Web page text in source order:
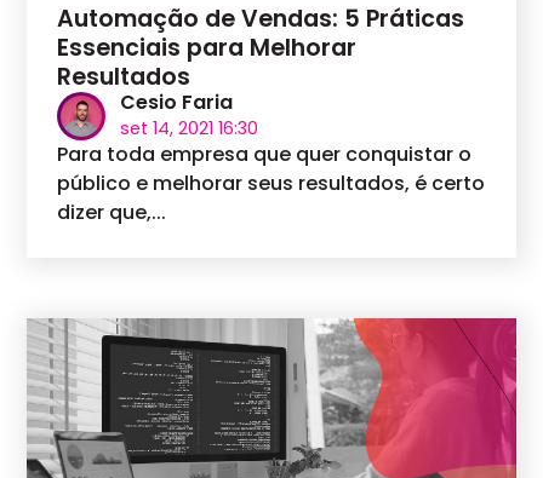
Automação de Vendas: 5 Práticas
Essenciais para Melhorar
Resultados
Cesio Faria
set 14, 2021 16:30
Para toda empresa que quer conquistar o
público e melhorar seus resultados, é certo
dizer que,...